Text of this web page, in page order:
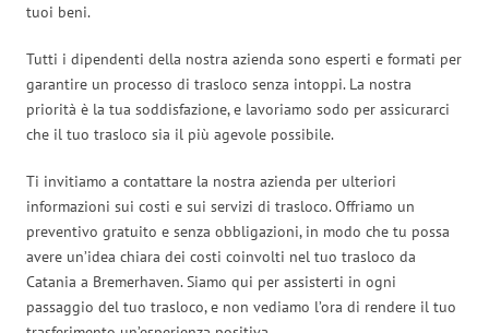
tuoi beni.
Tutti i dipendenti della nostra azienda sono esperti e formati per
garantire un processo di trasloco senza intoppi. La nostra
priorità è la tua soddisfazione, e lavoriamo sodo per assicurarci
che il tuo trasloco sia il più agevole possibile.
Ti invitiamo a contattare la nostra azienda per ulteriori
informazioni sui costi e sui servizi di trasloco. Offriamo un
preventivo gratuito e senza obbligazioni, in modo che tu possa
avere un’idea chiara dei costi coinvolti nel tuo trasloco da
Catania a Bremerhaven. Siamo qui per assisterti in ogni
passaggio del tuo trasloco, e non vediamo l’ora di rendere il tuo